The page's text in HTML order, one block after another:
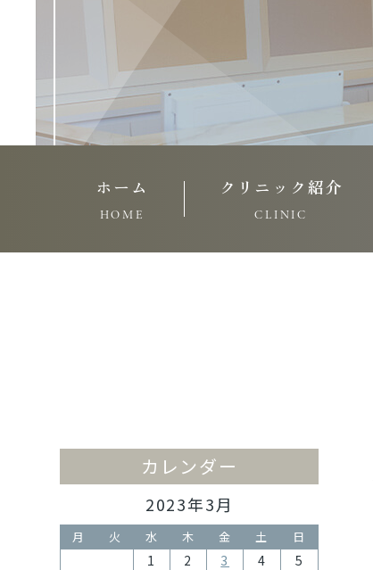
ホーム
HOME
クリニック紹介
CLINIC
カレンダー
2023年3月
月 火 水 木 金 土 日
1 2 3 4
5